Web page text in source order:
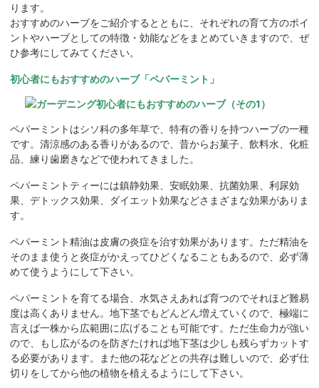
ります。
おすすめのハーブをご紹介するとともに、それぞれの育て方のポイ
ントやハーブとしての特徴・効能などをまとめていきますので、ぜ
ひ参考にしてみてください。
初心者にもおすすめのハーブ「ペパーミント」
ペパーミントはシソ科の多年草で、特有の香りを持つハーブの一種
です。清涼感のある香りがあるので、昔からお菓子、飲料水、化粧
品、練り歯磨きなどで使われてきました。
ペパーミントティーには鎮静効果、安眠効果、抗菌効果、利尿効
果、デトックス効果、ダイエット効果などさまざまな効果がありま
す。
ペパーミント精油は皮膚の炎症を治す効果があります。ただ精油を
そのまま使うと炎症がかえってひどくなることもあるので、必ず薄
めて使うようにして下さい。
ペパーミントを育てる場合、水気さえあれば育つのでそれほど難易
度は高くありません。地下茎でもどんどん増えていくので、極端に
言えば一株から広範囲に広げることも可能です。ただ生命力が強い
ので、もし広がるのを防ぎたければ地下茎は少しも残らずカットす
る必要があります。また他の花などとの共存は難しいので、必ず仕
切りをしてから他の植物を植えるようにして下さい。